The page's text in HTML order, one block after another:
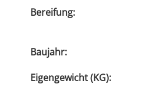
Bereifung:
Baujahr:
Eigengewicht (KG):